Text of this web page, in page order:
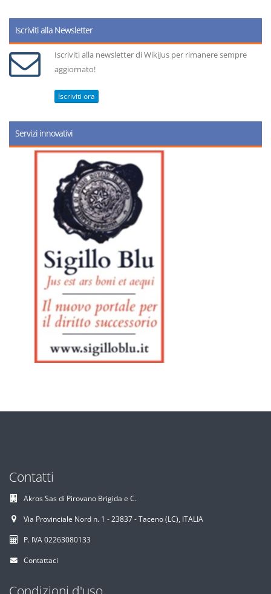
Iscriviti alla Newsletter
Iscriviti alla newsletter di WikiJus per rimanere sempre
aggiornato!
Iscriviti ora
Servizi innovativi
Contatti
Akros Sas di Pirovano Brigida e C.
Via Provinciale Nord n. 1 - 23837 - Taceno (LC), ITALIA
P. IVA 02263080133
Contattaci
Condizioni d'uso